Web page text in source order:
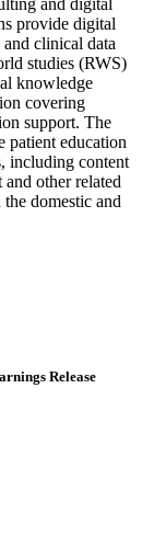
provide digital
clinical data
studies (RWS)
knowledge
covering
support. The
patient education
including content
other related
domestic and
Release